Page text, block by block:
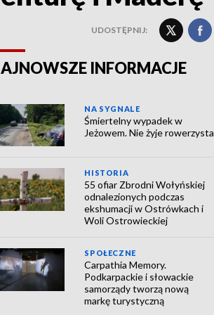
UDOSTĘPNIJ:
INFORMACJE
NA SYGNALE
Śmiertelny wypadek w
Jeżowem. Nie żyje rowerzysta
HISTORIA
55 ofiar Zbrodni Wołyńskiej
odnalezionych podczas
ekshumacji w Ostrówkach i
Woli Ostrowieckiej
SPOŁECZNE
Carpathia Memory.
Podkarpackie i słowackie
samorządy tworzą nową
markę turystyczną